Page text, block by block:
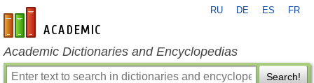
en-academic.com
RU DE ES FR
Academic Dictionaries and Encyclopedias
Search!